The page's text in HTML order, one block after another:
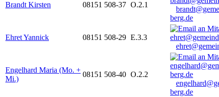
Brandt Kirsten 08151 508-37 O.2.1
berg.de
Ehret Yannick 08151 508-29 E.3.3
Engelhard Maria (Mo. +
Mi.)
08151 508-40 O.2.2
berg.de